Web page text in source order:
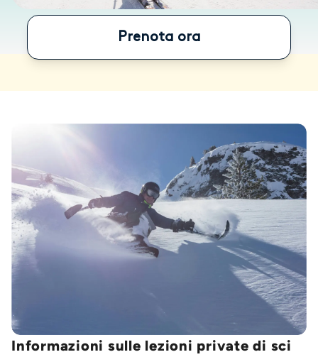
Prenota ora
Informazioni sulle lezioni private di sci